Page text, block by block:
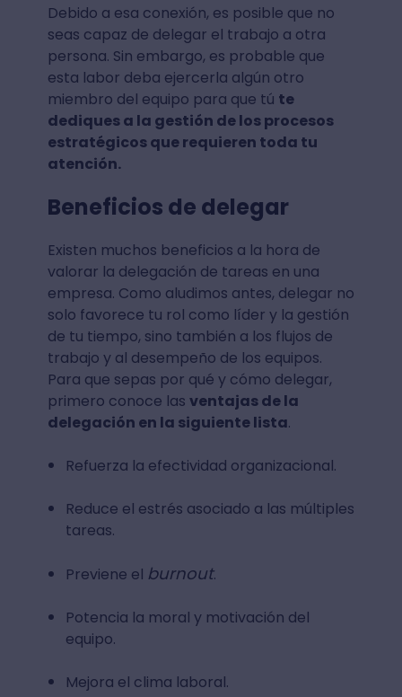
Debido a esa conexión, es posible que no
seas capaz de delegar el trabajo a otra
persona. Sin embargo, es probable que
esta labor deba ejercerla algún otro
miembro del equipo para que tú te
dediques a la gestión de los procesos
estratégicos que requieren toda tu
atención.
Beneficios de delegar
Existen muchos beneficios a la hora de
valorar la delegación de tareas en una
empresa. Como aludimos antes, delegar no
solo favorece tu rol como líder y la gestión
de tu tiempo, sino también a los flujos de
trabajo y al desempeño de los equipos.
Para que sepas por qué y cómo delegar,
primero conoce las ventajas de la
delegación en la siguiente lista.
Refuerza la efectividad organizacional.
Reduce el estrés asociado a las múltiples
tareas.
Previene el burnout.
Potencia la moral y motivación del
equipo.
Mejora el clima laboral.